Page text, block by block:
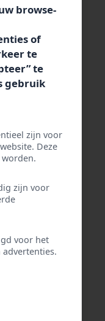
browse-
of
te
te
gebruik
zijn voor
Deze
zijn voor
voor het